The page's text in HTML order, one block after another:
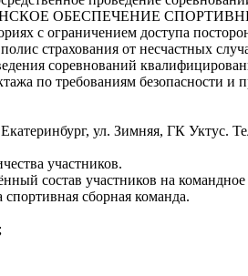
ОБЕСПЕЧЕНИЕ
с ограничением доступа
страхования от несчастных
соревнований
по требованиям безопасности и
ул. Зимняя, ГК Уктус.
участников.
состав участников на командное
сборная команда.